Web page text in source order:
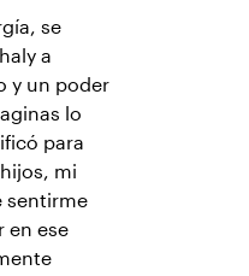
se
a
y un poder
lo
para
mi
sentirme
en ese